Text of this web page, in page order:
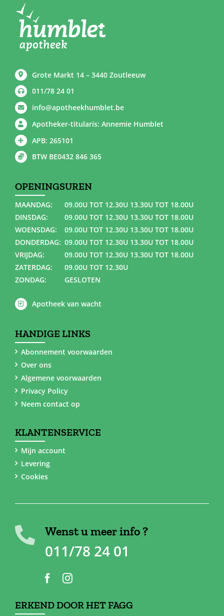
Grote Markt 14 – 3440 Zoutleeuw
011/78 24 01
info@apotheekhumblet.be
Apotheker-titularis: Annemie Humblet
APB: 265101
BTW BE0432 846 365
OPENINGSUREN
MAANDAG:
09.00U TOT 12.30U 13.30U TOT 18.00U
DINSDAG:
09.00U TOT 12.30U 13.30U TOT 18.00U
WOENSDAG:
09.00U TOT 12.30U 13.30U TOT 18.00U
DONDERDAG: 09.00U TOT 12.30U 13.30U TOT 18.00U
VRIJDAG:
09.00U TOT 12.30U 13.30U TOT 18.00U
ZATERDAG:
09.00U TOT 12.30U
ZONDAG:
GESLOTEN
Apotheek van wacht
HANDIGE LINKS
Abonnement voorwaarden
Over ons
Algemene voorwaarden
Privacy Policy
Neem contact op
KLANTENSERVICE
Mijn account
Levering
Cookies
Wenst u meer info ?
011/78 24 01
ERKEND DOOR HET FAGG